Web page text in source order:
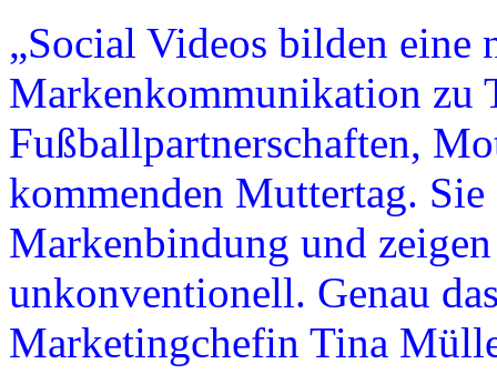
„Social Videos bilden eine
Markenkommunikation zu
Fußballpartnerschaften,
kommenden Muttertag.
Markenbindung und
unkonventionell. Genau
Marketingchefin Tina